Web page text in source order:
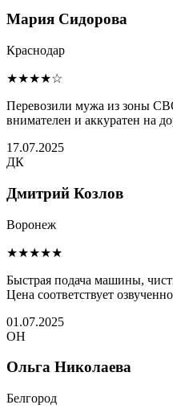
Мария Сидорова
Краснодар
★★★★☆
Перевозили мужа из зоны
внимателен и аккуратен на
17.07.2025
ДК
Дмитрий Козлов
Воронеж
★★★★★
Быстрая подача машины,
Цена соответствует
01.07.2025
ОН
Ольга Николаева
Белгород